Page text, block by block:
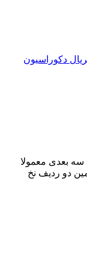
دکوراسیون
1،موکت های سه بعدی معمولا
دو ردیف نخ